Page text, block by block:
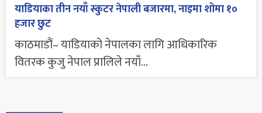
याडियाका तीन नयाँ स्कुटर नेपाली बजारमा, नाइमा शोमा १०
हजार छुट
काठमाडौं– याडियाको नेपालका लागि आधिकारिक
वितरक कुजु नेपाल प्रालिले नयाँ...